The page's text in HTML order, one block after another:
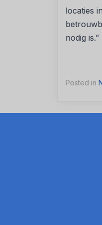
locaties
nodig is.”
Posted in